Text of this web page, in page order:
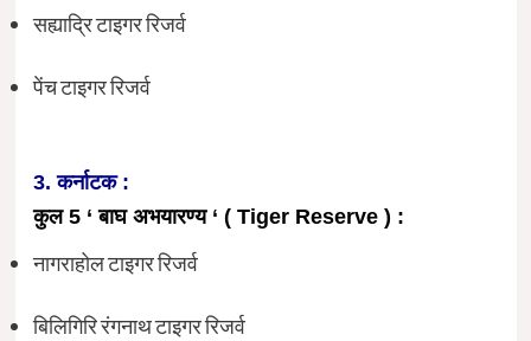
सह्याद्रि टाइगर रिजर्व
पेंच टाइगर रिजर्व
3. कर्नाटक :
कुल 5 ‘ बाघ अभयारण्य ‘ ( Tiger Reserve ) :
नागराहोल टाइगर रिजर्व
बिलिगिरि रंगनाथ टाइगर रिजर्व